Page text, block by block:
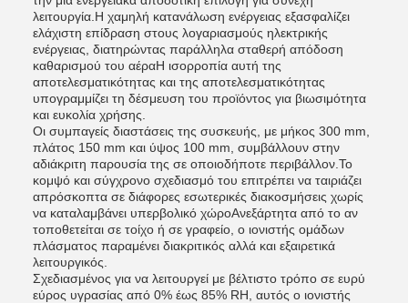
λειτουργία.Η χαμηλή κατανάλωση ενέργειας εξασφαλίζει
ελάχιστη επίδραση στους λογαριασμούς ηλεκτρικής
ενέργειας, διατηρώντας παράλληλα σταθερή απόδοση
καθαρισμού του αέραΗ ισορροπία αυτή της
αποτελεσματικότητας και της αποτελεσματικότητας
υπογραμμίζει τη δέσμευση του προϊόντος για βιωσιμότητα
και ευκολία χρήσης.
Οι συμπαγείς διαστάσεις της συσκευής, με μήκος 300 mm,
πλάτος 150 mm και ύψος 100 mm, συμβάλλουν στην
αδιάκριτη παρουσία της σε οποιοδήποτε περιβάλλον.Το
κομψό και σύγχρονο σχεδιασμό του επιτρέπει να ταιριάζει
απρόσκοπτα σε διάφορες εσωτερικές διακοσμήσεις χωρίς
να καταλαμβάνει υπερβολικό χώροΑνεξάρτητα από το αν
τοποθετείται σε τοίχο ή σε γραφείο, ο ιονιστής ομάδων
πλάσματος παραμένει διακριτικός αλλά και εξαιρετικά
λειτουργικός.
Σχεδιασμένος για να λειτουργεί με βέλτιστο τρόπο σε ευρύ
εύρος υγρασίας από 0% έως 85% RH, αυτός ο ιονιστής